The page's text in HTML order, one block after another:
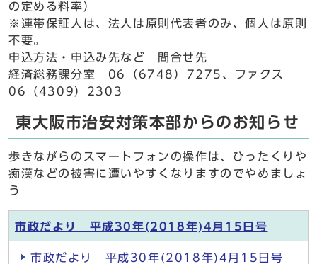
の定める料率）
※連帯保証人は、法人は原則代表者のみ、個人は原則
不要。
申込方法・申込み先など 問合せ先
経済総務課分室 06（6748）7275、ファクス
06（4309）2303
東大阪市治安対策本部からのお知らせ
歩きながらのスマートフォンの操作は、ひったくりや
痴漢などの被害に遭いやすくなりますのでやめましょ
う
市政だより 平成30年(2018年)4月15日号
市政だより 平成30年(2018年)4月15日号